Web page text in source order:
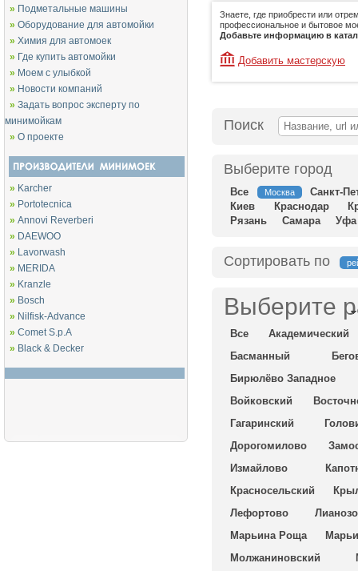
» Подметальные машины
» Оборудование для автомойки
» Химия для автомоек
» Где купить автомойки
» Моем с улыбкой
» Новости компаний
» Задать вопрос эксперту по
минимойкам
» О проекте
» Karcher
» Portotecnica
» Annovi Reverberi
» DAEWOO
» Lavorwash
» MERIDA
» Kranzle
» Bosch
» Nilfisk-Advance
» Comet S.p.A
» Black & Decker
Знаете, где приобрести или
профессиональное и бытовое
Добавьте информацию в
Добавить мастерскую
Поиск
Выберите город
Все Москва
Санкт-
Киев
Краснодар
Рязань
Самара Уфа
Сортировать по
Выберите
Все
Академический
Басманный
Бирюлёво Западное
Войковский
Гагаринский
Дорогомилово
Измайлово
Красносельский
Лефортово
Марьина Роща
Молжаниновский